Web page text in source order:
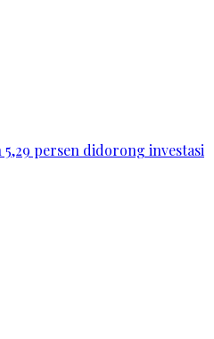
persen didorong investasi